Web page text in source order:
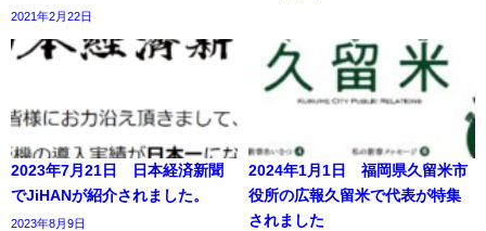
2021年2月22日
2023年7月21日 日本経済新聞
でJiHANが紹介されました。
2023年8月9日
2024年1月1日 福岡県久留米市
役所の広報久留米で代表が特集
されました